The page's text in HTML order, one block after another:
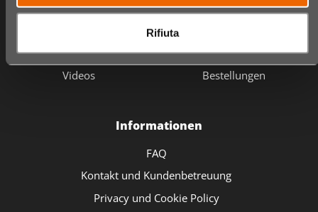
Rifiuta
Über uns
Geschäfte
Videos
Produktsortiment
Checkout
Bestellungen
Informationen
FAQ
Kontakt und Kundenbetreuung
Privacy und Cookie Policy